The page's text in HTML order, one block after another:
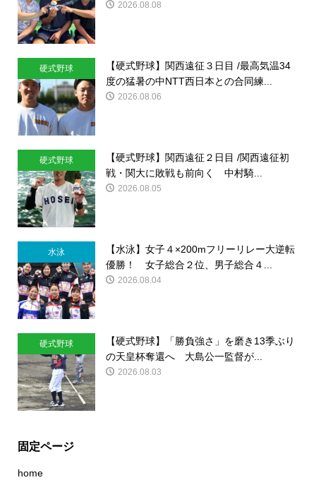
2026.08.08
硬式野球
【硬式野球】関西遠征３日目 /最高気温34
度の猛暑の中NTT西日本との合同練...
2026.08.06
硬式野球
【硬式野球】関西遠征２日目 /関西遠征初
戦・関大に敗戦も前向く 中村騎...
2026.08.05
水泳
【水泳】女子４×200mフリーリレー大逆転
優勝！ 女子総合２位、男子総合４...
2026.08.04
硬式野球
【硬式野球】「勝負強さ」を磨き13季ぶり
の天皇杯奪還へ 大島公一監督が...
2026.08.03
固定ページ
home